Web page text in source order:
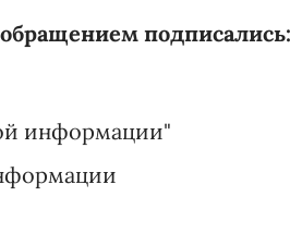
подписались:
информации"